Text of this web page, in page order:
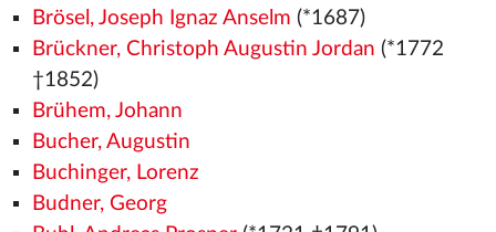
Brösel, Joseph Ignaz Anselm (*1687)
Brückner, Christoph Augustin Jordan (*1772
†1852)
Brühem, Johann
Bucher, Augustin
Buchinger, Lorenz
Budner, Georg